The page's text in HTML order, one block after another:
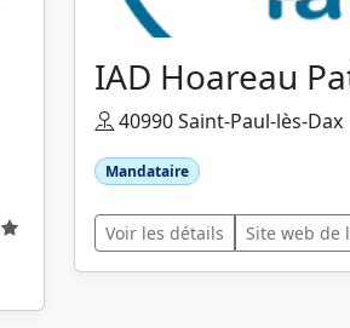
IAD Hoareau
40990 Saint-Paul-lès-Dax
Mandataire
Voir les détails Site web de